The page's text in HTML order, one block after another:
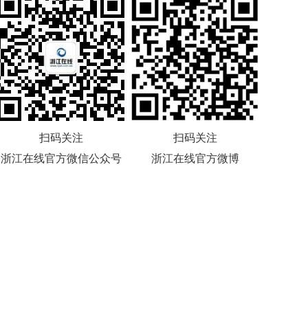
扫码关注
浙江在线官方微信公众号
扫码关注
浙江在线官方微博